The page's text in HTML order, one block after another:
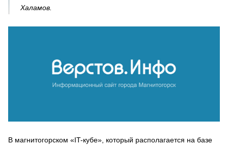
Халамов.
В магнитогорском «IT-кубе», который располагается на базе